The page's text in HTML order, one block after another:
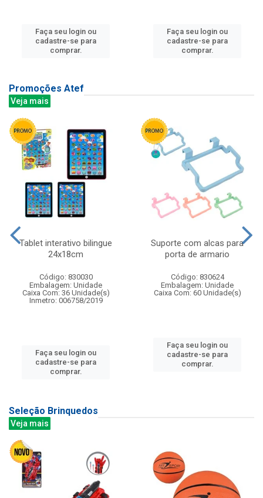
Faça seu login ou
cadastre-se para
comprar.
Faça seu login ou
cadastre-se para
comprar.
Promoções Atef
Veja mais
Tablet interativo bilingue
24x18cm
Código: 830030
Embalagem: Unidade
Caixa Com: 36 Unidade(s)
Inmetro: 006758/2019
Faça seu login ou
cadastre-se para
comprar.
Suporte com alcas para
porta de armario
Código: 830624
Embalagem: Unidade
Caixa Com: 60 Unidade(s)
Faça seu login ou
cadastre-se para
comprar.
Seleção Brinquedos
Veja mais